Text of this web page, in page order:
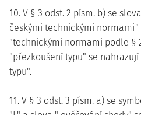
10. V § 3 odst. 2 písm. b) se
českými technickými
"technickými normami podle §
"přezkoušení typu" se
typu".
11. V § 3 odst. 3 písm. a) se